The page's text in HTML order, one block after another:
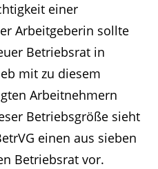
einer
Arbeitgeberin sollte
Betriebsrat in
mit zu diesem
Arbeitnehmern
Betriebsgröße sieht
einen aus sieben
Betriebsrat vor.